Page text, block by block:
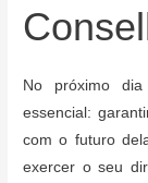
No próximo
essencial:
com o futuro
exercer o seu